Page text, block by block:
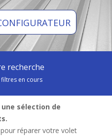
recherche
en cours
sélection de
réparer votre volet